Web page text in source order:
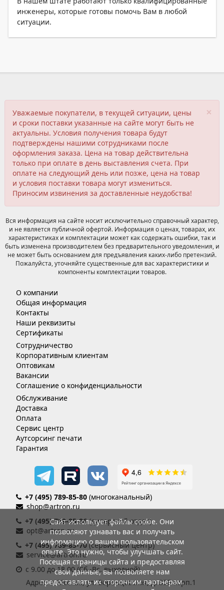
инженеры, которые готовы помочь Вам в любой
ситуации.
×
Уважаемые покупатели, в текущей ситуации, цены
и сроки поставки указанные на сайте могут быть не
актуальны. Условия получения товара будут
подтверждены нашими сотрудниками после
оформления заказа. Цена на товар действительна
только при оплате в день выставления счета. При
оплате на следующий день или позже, цена на товар
и условия поставки товара могут измениться.
Приносим извинения за доставленные неудобства!
Вся информация на сайте носит исключительно справочный характер,
и не является публичной офертой. Информация о ценах, товарах, их
характеристиках и комплектации может как содержать ошибки, так и
быть изменена производителем без предварительного уведомления, и
не может быть основанием для предъявления каких-либо претензий.
Пожалуйста, уточняйте существенные для вас характеристики и
компоненты комплектации товаров.
О компании
Общая информация
Контакты
Наши реквизиты
Сертификаты
Сотрудничество
Корпоративным клиентам
Оптовикам
Вакансии
Соглашение о конфиденциальности
Обслуживание
Доставка
Оплата
Сервис центр
Аутсорсинг печати
Гарантия
+7 (495) 789-85-80 (многоканальный)
shop@artron.ru
+7 (495) 789-85-86(дилерский отдел)
opt@artron.ru
+7 (495) 789-85-70 (сервисный центр)
service@artron.ru
с 9.00 до 18.00 (Сб.-Вс. выходной)
Адрес: г. Москва, ул. Воронцовская, д. 35Б корп.1
Сайт использует файлы cookie. Они
позволяют узнавать вас и получать
информацию о вашем пользовательском
опыте. Это нужно, чтобы улучшать сайт.
Посещая страницы сайта и предоставляя
свои данные, вы позволяете нам
предоставлять их сторонним партнерам.